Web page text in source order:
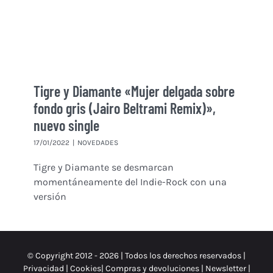
Tigre y Diamante «Mujer delgada sobre
fondo gris (Jairo Beltrami Remix)»,
nuevo single
17/01/2022 | NOVEDADES
Tigre y Diamante se desmarcan
momentáneamente del Indie-Rock con una
versión
© Copyright 2012 -2026 | Todos los derechos reservados |
Privacidad | Cookies| Compras y devoluciones| Newsletter |